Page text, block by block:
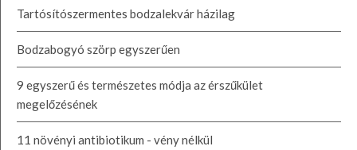
Tartósítószermentes bodzalekvár házilag
Bodzabogyó szörp egyszerűen
9 egyszerű és természetes módja az érszűkület
megelőzésének
11 növényi antibiotikum - vény nélkül